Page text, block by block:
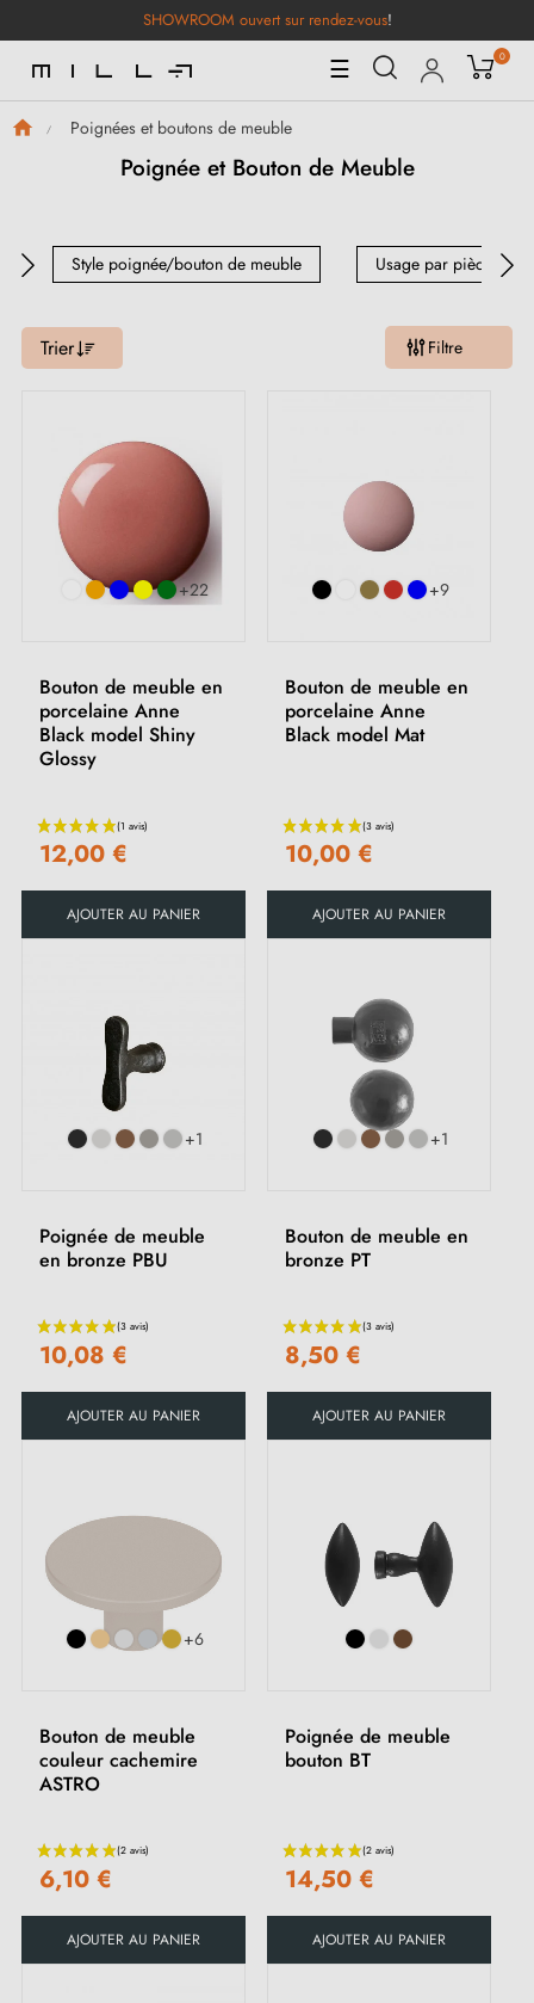
SHOWROOM ouvert sur rendez-vous!
Basculer
la
☰ 0
Poignées et boutons de meuble
Poignée et Bouton de Meuble
Style poignée/bouton de meuble Usage par pièce
Trier Filtre
+22
Bouton de meuble en
porcelaine Anne
Black model Shiny
Glossy
12,00 €
AJOUTER AU PANIER
+9
Bouton de meuble en
porcelaine Anne
Black model Mat
10,00 €
AJOUTER AU PANIER
+1
Poignée de meuble
en bronze PBU
10,08 €
AJOUTER AU PANIER
+1
Bouton de meuble en
bronze PT
8,50 €
AJOUTER AU PANIER
+6
Bouton de meuble
couleur cachemire
ASTRO
6,10 €
AJOUTER AU PANIER
Poignée de meuble
bouton BT
14,50 €
AJOUTER AU PANIER